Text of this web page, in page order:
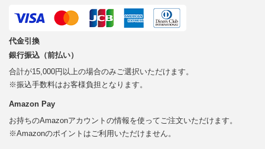
代金引換
銀行振込（前払い）
合計が15,000円以上の場合のみご選択いただけます。
※振込手数料はお客様負担となります。
Amazon Pay
お持ちのAmazonアカウントの情報を使ってご注文いただけます。
※Amazonのポイントはご利用いただけません。